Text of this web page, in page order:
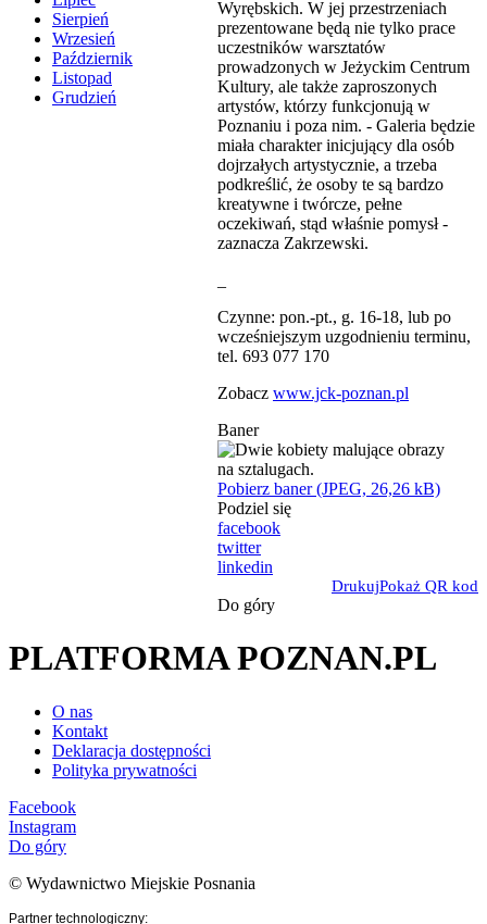
Sierpień
Wrzesień
Październik
Listopad
Grudzień
Wyrębskich. W jej przestrzeniach
prezentowane będą nie tylko prace
uczestników warsztatów
prowadzonych w Jeżyckim Centrum
Kultury, ale także zaproszonych
artystów, którzy funkcjonują w
Poznaniu i poza nim. - Galeria będzie
miała charakter inicjujący dla osób
dojrzałych artystycznie, a trzeba
podkreślić, że osoby te są bardzo
kreatywne i twórcze, pełne
oczekiwań, stąd właśnie pomysł -
zaznacza Zakrzewski.
Czynne: pon.-pt., g. 16-18, lub po
wcześniejszym uzgodnieniu terminu,
tel. 693 077 170
Zobacz www.jck-poznan.pl
Baner
Pobierz baner (JPEG, 26,26 kB)
Podziel się
facebook
twitter
linkedin
DrukujPokaż QR kod
Do góry
PLATFORMA POZNAN.PL
O nas
Kontakt
Deklaracja dostępności
Polityka prywatności
Facebook
Instagram
Do góry
© Wydawnictwo Miejskie Posnania
Partner technologiczny: